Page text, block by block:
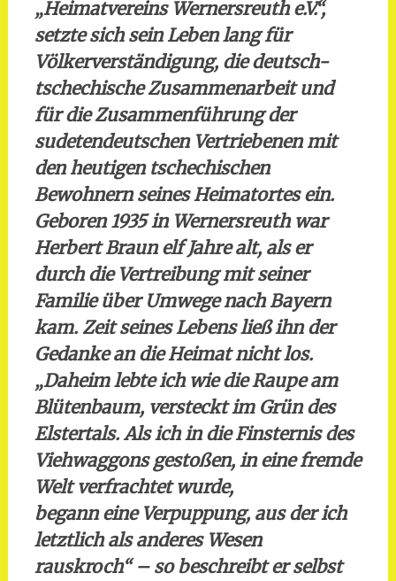
„Heimatvereins Wernersreuth e.V.“,
setzte sich sein Leben lang für
Völkerverständigung, die deutsch-
tschechische Zusammenarbeit und
für die Zusammenführung der
sudetendeutschen Vertriebenen mit
den heutigen tschechischen
Bewohnern seines Heimatortes ein.
Geboren 1935 in Wernersreuth war
Herbert Braun elf Jahre alt, als er
durch die Vertreibung mit seiner
Familie über Umwege nach Bayern
kam. Zeit seines Lebens ließ ihn der
Gedanke an die Heimat nicht los.
„Daheim lebte ich wie die Raupe am
Blütenbaum, versteckt im Grün des
Elstertals. Als ich in die Finsternis des
Viehwaggons gestoßen, in eine fremde
Welt verfrachtet wurde,
begann eine Verpuppung, aus der ich
letztlich als anderes Wesen
rauskroch“ – so beschreibt er selbst